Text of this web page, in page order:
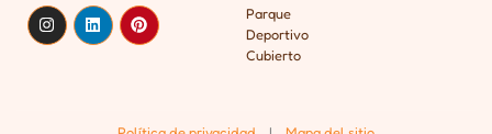
Parque
Deportivo
Cubierto